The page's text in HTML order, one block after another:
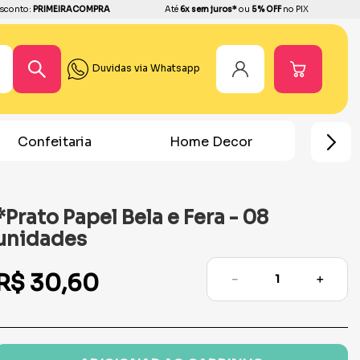
PRIMEIRACOMPRA Até6x sem juros*ou 5% OFFno PIX
Duvidas via Whatsapp
Home Decor Chá Revelação Festa
Papel Bela e Fera - 08
30,60 ＋
－